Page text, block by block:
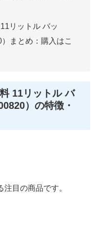
リットル バッ
まとめ：購入はこ
11リットル バ
）の特徴・
目の商品です。